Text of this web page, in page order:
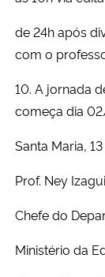
de 24h após
com o
10. A jornada
começa dia
Santa Maria,
Prof. Ney
Chefe do
Ministério da